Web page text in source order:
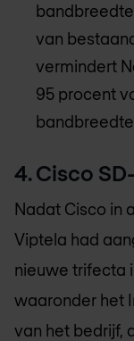
van
vermindert
95 procent
4. Cisco
Nadat Cisco in
Viptela had
nieuwe trifecta
waaronder het
van het bedrijf,